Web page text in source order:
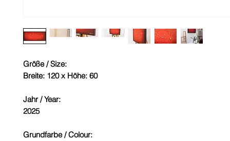
Größe / Size:
Breite: 120 x Höhe: 60
Jahr / Year:
2025
Grundfarbe / Colour: